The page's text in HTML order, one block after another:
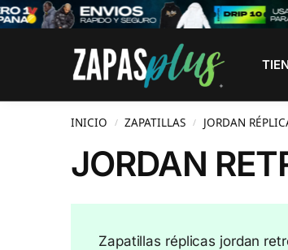
Search
INICIO / ZAPATILLAS / JORDAN
JORDAN
Zapatillas réplicas jordan